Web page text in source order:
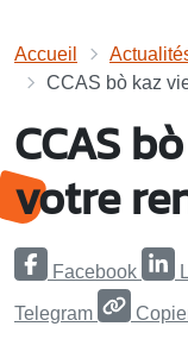
Accueil
CCAS bò kaz
CCAS
votre
Facebook
Telegram